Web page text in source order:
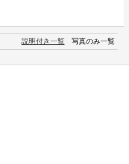
説明付き一覧 写真のみ一覧